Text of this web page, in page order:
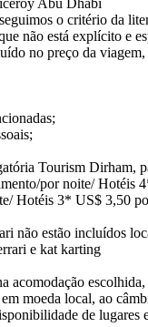
Abu Dhabi
o critério da
não está explícito e
no preço da viagem,
Tourism Dirham,
por noite/ Hotéis
Hotéis 3* US$ 3,50
não estão incluídos
e kat karting
acomodação
moeda local, ao
de lugares